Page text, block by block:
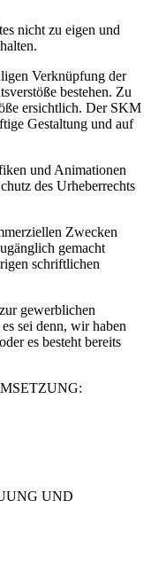
nicht zu eigen und
Verknüpfung der
bestehen. Zu
ersichtlich. Der SKM
Gestaltung und auf
und Animationen
des Urheberrechts
Zwecken
gemacht
schriftlichen
gewerblichen
sei denn, wir haben
es besteht bereits
UND